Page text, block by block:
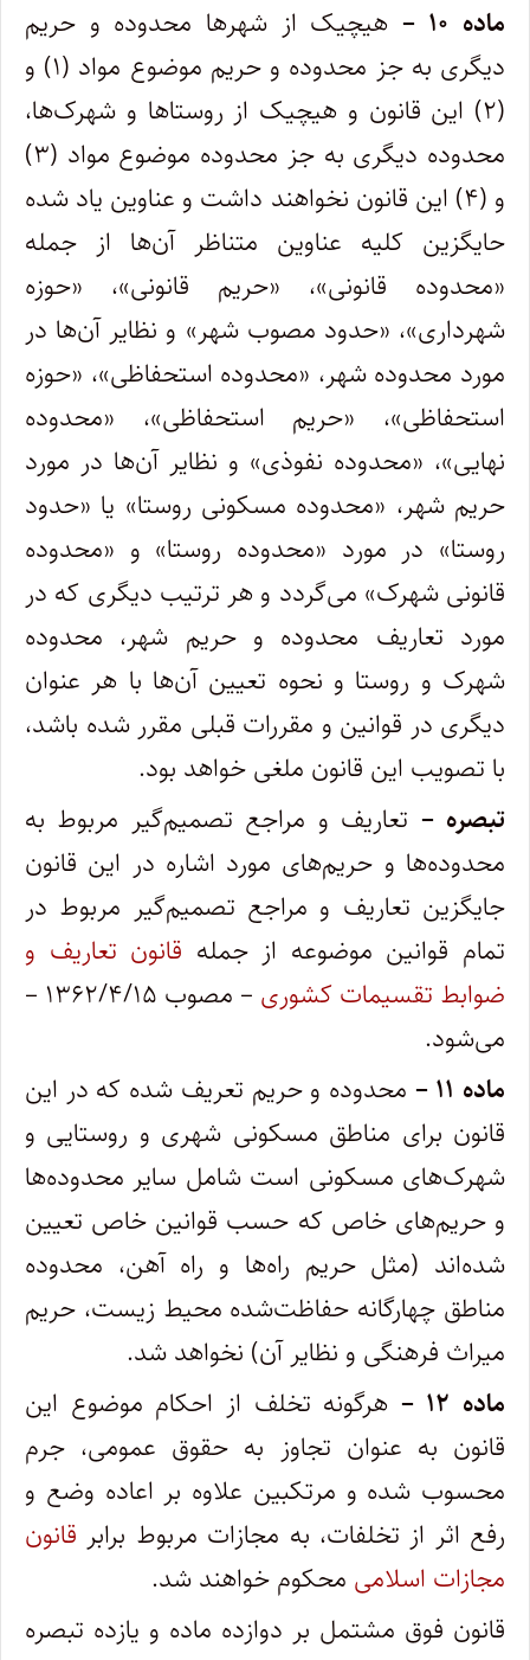
ماده ۱۰ –
هیچیک از شهرها محدوده و حریم
دیگری به جز محدوده و حریم موضوع مواد (۱) و
(۲) این قانون و هیچیک از روستاها و شهرک‌ها،
محدوده دیگری به جز محدوده موضوع مواد (۳)
و (۴) این قانون نخواهند داشت و عناوین یاد شده
حایگزین کلیه عناوین متناظر آن‌ها از جمله
«محدوده قانونی»، «حریم قانونی»، «حوزه
شهرداری»، «حدود مصوب شهر» و نظایر آن‌ها در
مورد محدوده شهر، «محدوده استحفاظی»، «حوزه
استحفاظی»، «حریم استحفاظی»، «محدوده
نهایی»، «محدوده نفوذی» و نظایر آن‌ها در مورد
حریم شهر، «محدوده مسکونی روستا» یا «حدود
روستا» در مورد «محدوده روستا» و «محدوده
قانونی شهرک» می‌گردد و هر ترتیب دیگری که در
مورد تعاریف محدوده و حریم شهر، محدوده
شهرک و روستا و نحوه تعیین آن‌ها با هر عنوان
دیگری در قوانین و مقررات قبلی مقرر شده باشد،
با تصویب این قانون ملغی خواهد بود.
تبصره – تعاریف و مراجع تصمیم‌گیر مربوط به
محدوده‌ها و حریم‌های مورد اشاره در این قانون
جایگزین تعاریف و مراجع تصمیم‌گیر مربوط در
تمام قوانین موضوعه از جمله قانون تعاریف و
ضوابط تقسیمات کشوری
– مصوب ۱۳۶۲/۴/۱۵ –
می‌شود.
ماده ۱۱ –
محدوده و حریم تعریف شده که در این
قانون برای مناطق مسکونی شهری و روستایی و
شهرک‌های مسکونی است شامل سایر محدوده‌ها
و حریم‌های خاص که حسب قوانین خاص تعیین
شده‌اند (مثل حریم راه‌ها و راه آهن، محدوده
مناطق چهارگانه حفاظت‌شده محیط زیست، حریم
میراث فرهنگی و نظایر آن) نخواهد شد.
ماده ۱۲ –
هرگونه تخلف از احکام موضوع این
قانون به عنوان تجاوز به حقوق عمومی، جرم
محسوب شده و مرتکبین علاوه بر اعاده وضع و
رفع اثر از تخلفات، به مجازات مربوط برابر قانون
مجازات اسلامی محکوم خواهند شد.
قانون فوق مشتمل بر دوازده ماده و یازده تبصره